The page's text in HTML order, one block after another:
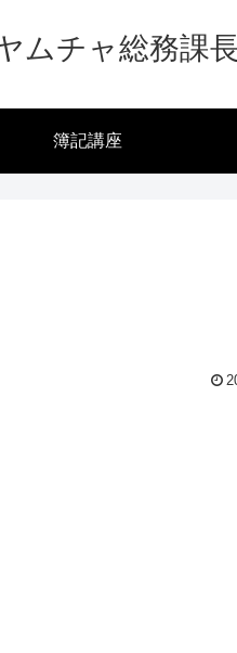
ムチャ総務課
簿記講座